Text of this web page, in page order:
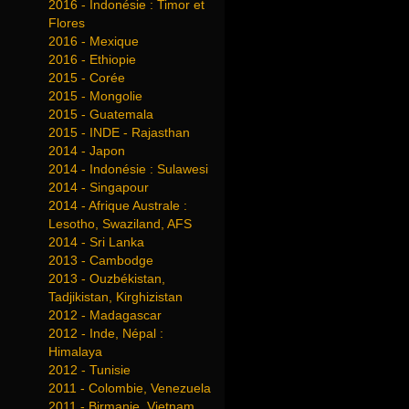
2016 - Indonésie : Timor et
Flores
2016 - Mexique
2016 - Ethiopie
2015 - Corée
2015 - Mongolie
2015 - Guatemala
2015 - INDE - Rajasthan
2014 - Japon
2014 - Indonésie : Sulawesi
2014 - Singapour
2014 - Afrique Australe :
Lesotho, Swaziland, AFS
2014 - Sri Lanka
2013 - Cambodge
2013 - Ouzbékistan,
Tadjikistan, Kirghizistan
2012 - Madagascar
2012 - Inde, Népal :
Himalaya
2012 - Tunisie
2011 - Colombie, Venezuela